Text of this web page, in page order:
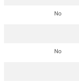
No
No